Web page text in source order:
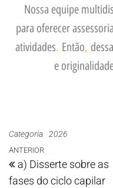
Nossa equipe
para oferecer
atividades. Então,
e
Categoria 2026
ANTERIOR
a) Disserte sobre as
fases do ciclo capilar